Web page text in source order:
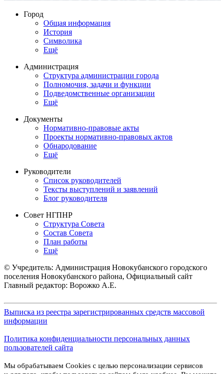
Город
Общая информация
История
Символика
Ещё
Администрация
Структура администрации города
Полномочия, задачи и функции
Подведомственные организации
Ещё
Документы
Нормативно-правовые акты
Проекты нормативно-правовых актов
Обнародование
Ещё
Руководители
Список руководителей
Тексты выступлений и заявлений
Блог руководителя
Совет НГПНР
Структура Совета
Состав Совета
План работы
Ещё
© Учредитель: Администрация Новокубанского городского
поселения Новокубанского района, Официальный сайт
Главный редактор: Ворожко А.Е.
Выписка из реестра зарегистрированных средств массовой
информации
Политика конфиденциальности персональных данных
пользователей сайта
Мы обрабатываем Cookies с целью персонализации сервисов